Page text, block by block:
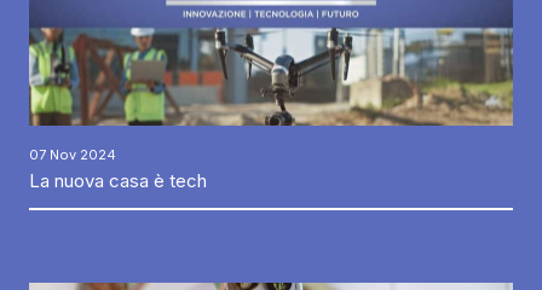
07 Nov 2024
La nuova casa è tech